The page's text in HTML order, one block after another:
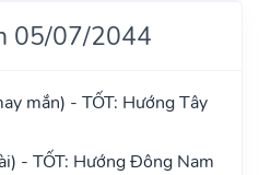
05/07/2044
mắn) - TỐT: Hướng Tây
- TỐT: Hướng Đông Nam